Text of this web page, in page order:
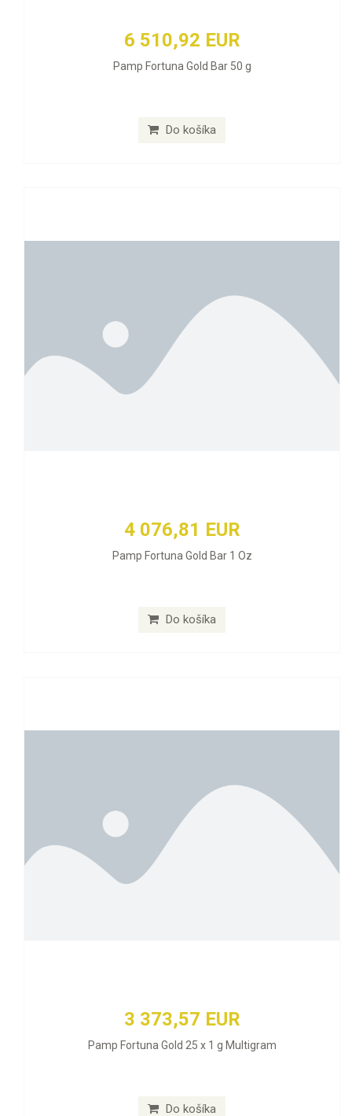
6 510,92 EUR
Pamp Fortuna Gold Bar 50 g
Do košíka
4 076,81 EUR
Pamp Fortuna Gold Bar 1 Oz
Do košíka
3 373,57 EUR
Pamp Fortuna Gold 25 x 1 g Multigram
Do košíka